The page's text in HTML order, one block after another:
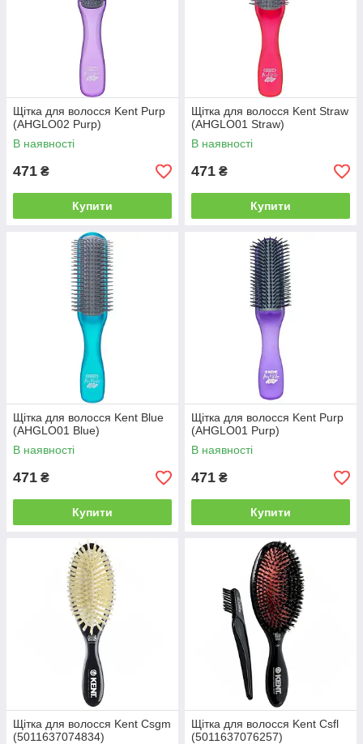
Щітка для волосся Kent Purp
(AHGLO02 Purp)
В наявності
471 ₴
Купити
Щітка для волосся Kent Straw
(AHGLO01 Straw)
В наявності
471 ₴
Купити
Щітка для волосся Kent Blue
(AHGLO01 Blue)
В наявності
471 ₴
Купити
Щітка для волосся Kent Purp
(AHGLO01 Purp)
В наявності
471 ₴
Купити
Щітка для волосся Kent Csgm
(5011637074834)
Щітка для волосся Kent Csfl
(5011637076257)